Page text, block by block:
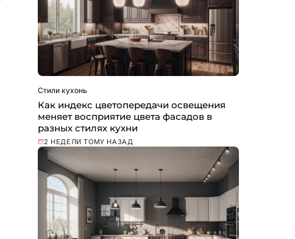
Стили кухонь
Как индекс цветопередачи освещения
меняет восприятие цвета фасадов в
разных стилях кухни
2 НЕДЕЛИ ТОМУ НАЗАД